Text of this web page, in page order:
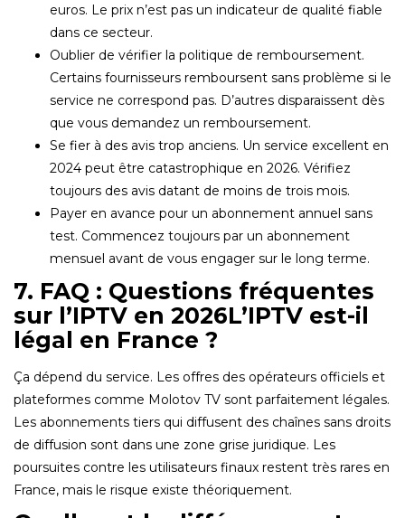
euros. Le prix n’est pas un indicateur de qualité fiable
dans ce secteur.
Oublier de vérifier la politique de remboursement.
Certains fournisseurs remboursent sans problème si le
service ne correspond pas. D’autres disparaissent dès
que vous demandez un remboursement.
Se fier à des avis trop anciens. Un service excellent en
2024 peut être catastrophique en 2026. Vérifiez
toujours des avis datant de moins de trois mois.
Payer en avance pour un abonnement annuel sans
test. Commencez toujours par un abonnement
mensuel avant de vous engager sur le long terme.
7. FAQ : Questions fréquentes
sur l’IPTV en 2026L’IPTV est-il
légal en France ?
Ça dépend du service. Les offres des opérateurs officiels et
plateformes comme Molotov TV sont parfaitement légales.
Les abonnements tiers qui diffusent des chaînes sans droits
de diffusion sont dans une zone grise juridique. Les
poursuites contre les utilisateurs finaux restent très rares en
France, mais le risque existe théoriquement.